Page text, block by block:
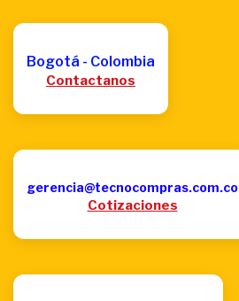
Bogotá - Colombia
Contactanos
gerencia@tecnocompras.com.co
Cotizaciones